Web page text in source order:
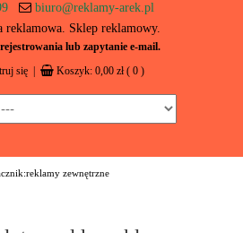
biuro@reklamy-arek.pl
reklamowa. Sklep reklamowy.
lub zapytanie e-mail.
się Koszyk: 0,00 zł ( 0 )
zewnętrzne